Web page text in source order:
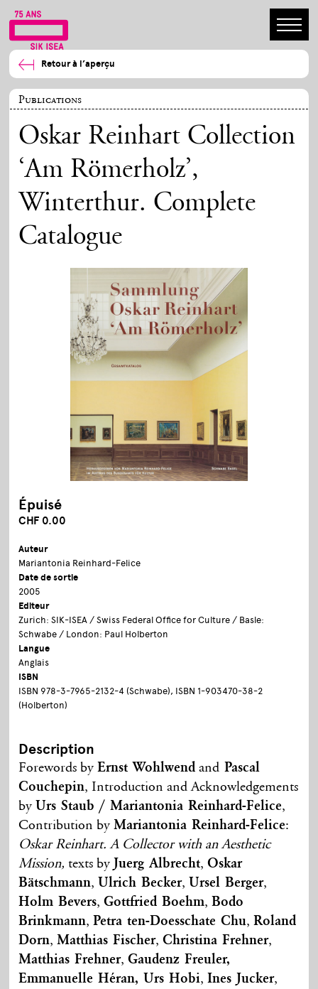
Retour à l’aperçu
Publications
Oskar Reinhart Collection
‘Am Römerholz’,
Winterthur. Complete
Catalogue
Épuisé
CHF 0.00
Auteur
Mariantonia Reinhard-Felice
Date de sortie
2005
Editeur
Zurich: SIK-ISEA / Swiss Federal Office for Culture / Basle:
Schwabe / London: Paul Holberton
Langue
Anglais
ISBN
ISBN 978-3-7965-2132-4 (Schwabe), ISBN 1-903470-38-2
(Holberton)
Description
Forewords byErnst Wohlwend and Pascal
Couchepin, Introduction and Acknowledgements
by Urs Staub / Mariantonia Reinhard-Felice,
Contribution byMariantonia Reinhard-Felice:
Oskar Reinhart. A Collector with an Aesthetic
Mission,texts by Juerg Albrecht,Oskar
Bätschmann, Ulrich Becker, Ursel Berger,
Holm Bevers,Gottfried Boehm,Bodo
Brinkmann,Petra ten-Doesschate Chu,Roland
Dorn,Matthias Fischer,Christina Frehner,
Matthias Frehner,Gaudenz Freuler,
Emmanuelle Héran, Urs Hobi,Ines Jucker,